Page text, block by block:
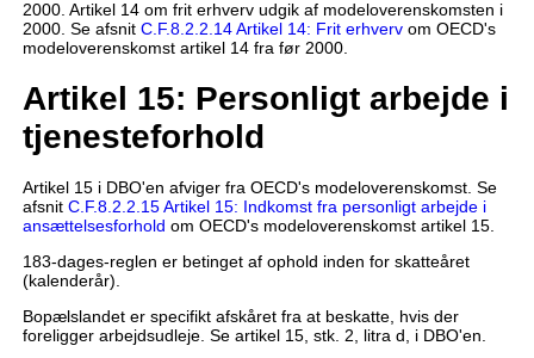
2000. Artikel 14 om frit erhverv udgik af modeloverenskomsten i
2000. Se afsnit C.F.8.2.2.14 Artikel 14: Frit erhvervom OECD's
modeloverenskomst artikel 14 fra før 2000.
Artikel 15: Personligt arbejde i
tjenesteforhold
Artikel 15 i DBO'en afviger fra OECD's modeloverenskomst. Se
afsnit C.F.8.2.2.15 Artikel 15: Indkomst fra personligt arbejde i
ansættelsesforhold om OECD's modeloverenskomst artikel 15.
183-dages-reglen er betinget af ophold inden for skatteåret
(kalenderår).
Bopælslandet er specifikt afskåret fra at beskatte, hvis der
foreligger arbejdsudleje. Se artikel 15, stk. 2, litra d, i DBO'en.